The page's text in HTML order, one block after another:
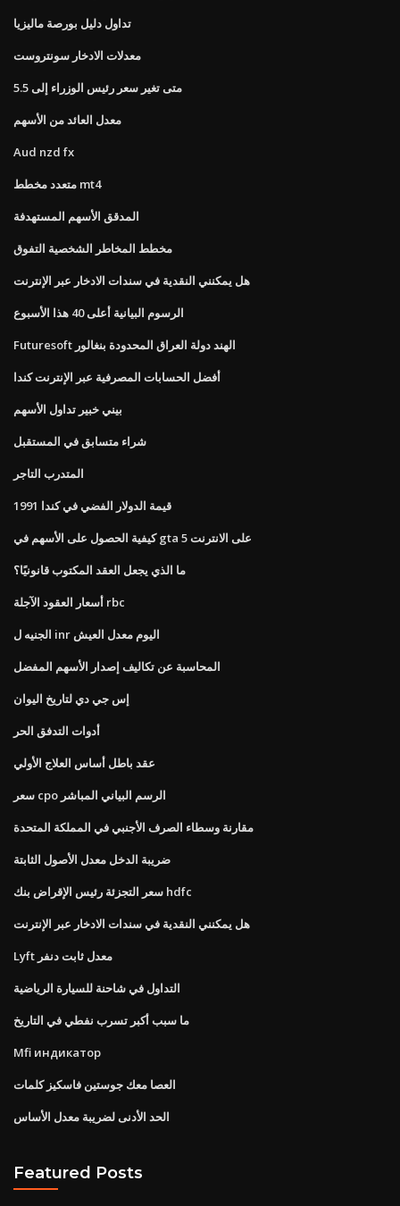
تداول دليل بورصة ماليزيا
معدلات الادخار سونتروست
متى تغير سعر رئيس الوزراء إلى 5.5
معدل العائد من الأسهم
Aud nzd fx
متعدد مخطط mt4
المدقق الأسهم المستهدفة
مخطط المخاطر الشخصية التفوق
هل يمكنني النقدية في سندات الادخار عبر الإنترنت
الرسوم البيانية أعلى 40 هذا الأسبوع
Futuresoft الهند دولة العراق المحدودة بنغالور
أفضل الحسابات المصرفية عبر الإنترنت كندا
بيني خبير تداول الأسهم
شراء متسابق في المستقبل
المتدرب التاجر
قيمة الدولار الفضي في كندا 1991
كيفية الحصول على الأسهم في gta 5 على الانترنت
ما الذي يجعل العقد المكتوب قانونيًا؟
أسعار العقود الآجلة rbc
الجنيه ل inr اليوم معدل العيش
المحاسبة عن تكاليف إصدار الأسهم المفضل
إس جي دي لتاريخ اليوان
أدوات التدفق الحر
عقد باطل أساس العلاج الأولي
سعر cpo الرسم البياني المباشر
مقارنة وسطاء الصرف الأجنبي في المملكة المتحدة
ضريبة الدخل معدل الأصول الثابتة
سعر التجزئة رئيس الإقراض بنك hdfc
هل يمكنني النقدية في سندات الادخار عبر الإنترنت
Lyft معدل ثابت دنفر
التداول في شاحنة للسيارة الرياضية
ما سبب أكبر تسرب نفطي في التاريخ
Mfi индикатор
العصا معك جوستين فاسكيز كلمات
الحد الأدنى لضريبة معدل الأساس
Featured Posts